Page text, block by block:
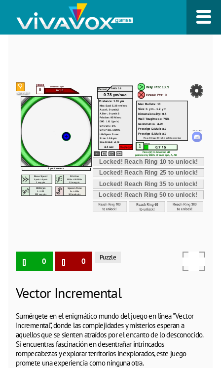
0 0 Puzzle
Vector Incremental
Sumérgete en el enigmático mundo del juego en línea "Vector
Incremental", donde las complejidades y misterios esperan a
aquellos que se sienten atraídos por el encanto de lo desconocido.
Si encuentras fascinación en desentrañar intrincados
rompecabezas y explorar territorios inexplorados, este juego
promete una experiencia como ninguna otra.